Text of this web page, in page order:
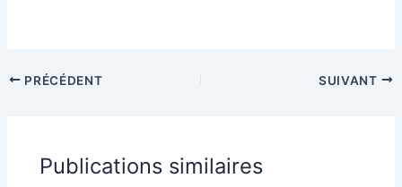
PRÉCÉDENT SUIVANT
Publications similaires